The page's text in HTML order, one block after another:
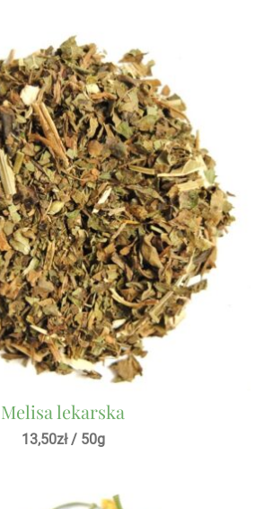
Melisa lekarska
13,50zł/ 50g